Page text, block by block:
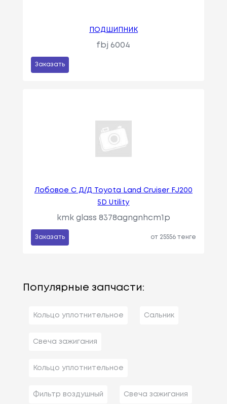
ПОДШИПНИК
fbj 6004
Заказать
Лобовое С Д/Д Toyota Land Cruiser FJ200
5D Utility
kmk glass 8378agngnhcm1p
Заказать от 25556 тенге
Популярные запчасти:
Кольцо уплотнительное Сальник
Свеча зажигания
Кольцо уплотнительное
Фильтр воздушный Свеча зажигания